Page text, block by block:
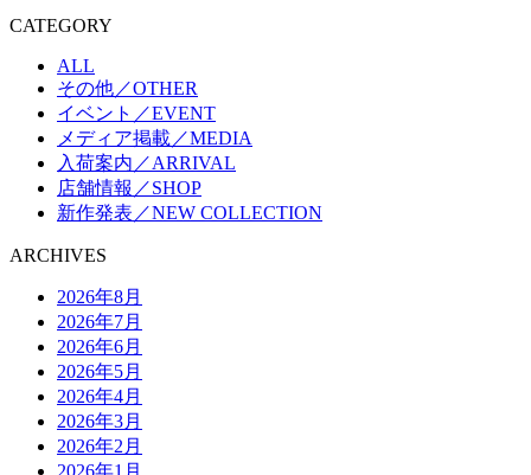
CATEGORY
ALL
その他／OTHER
イベント／EVENT
メディア掲載／MEDIA
入荷案内／ARRIVAL
店舗情報／SHOP
新作発表／NEW COLLECTION
ARCHIVES
2026年8月
2026年7月
2026年6月
2026年5月
2026年4月
2026年3月
2026年2月
2026年1月